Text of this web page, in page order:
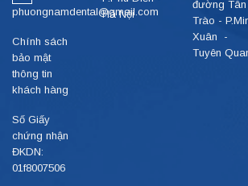
phuongnamdental@gmail.com
Chính sách
bảo mật
thông tin
khách hàng
Số Giấy
chứng nhận
ĐKDN:
01f8007506
Hà Nội
đường Tân
Trào -
Xuân -
Tuyên